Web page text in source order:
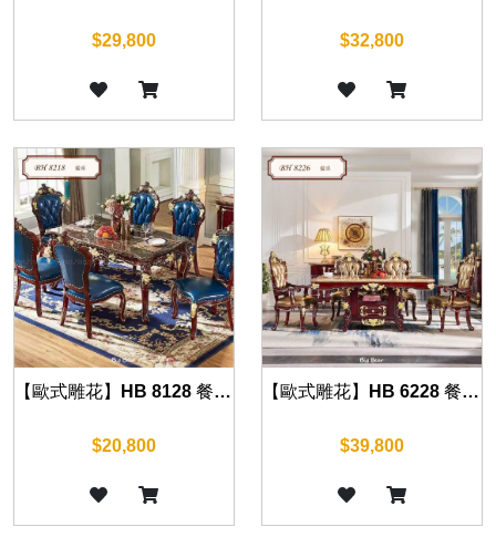
$29,800 $32,800
【歐式雕花】HB 8128 餐桌(古典紅) 130cm/150cm
$20,800
【歐式雕花】HB 6228 餐桌(古典紅) 160cm
$39,800